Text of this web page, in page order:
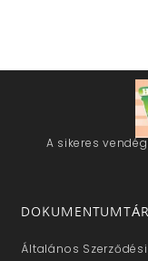
A sikeres
DOKUMENTUMTÁR
Általános